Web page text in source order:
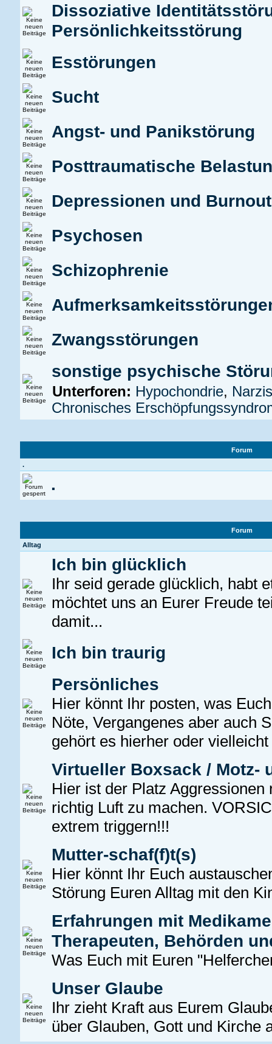
Dissoziative
Persönlichkeitsstörung
Esstörungen
Sucht
Angst- und Panikstörung
Posttraumatische
Depressionen und
Psychosen
Schizophrenie
Zwangsstörungen
sonstige psychische
Unterforen: Hypochondrie,
Chronisches
Forum
.
.
Forum
Alltag
Ich bin glücklich
Ihr seid gerade glücklich, habt
möchtet uns an Eurer Freude
damit...
Ich bin traurig
Persönliches
Hier könnt Ihr posten, was
Nöte, Vergangenes aber auch
gehört es hierher oder
Virtueller Boxsack / Motz-
Hier ist der Platz Aggressionen
richtig Luft zu machen.
extrem triggern!!!
Mutter-schaf(f)t(s)
Hier könnt Ihr Euch
Störung Euren Alltag mit den
Erfahrungen mit
Therapeuten, Behörden
Was Euch mit Euren
Unser Glaube
Ihr zieht Kraft aus Eurem
über Glauben, Gott und Kirche